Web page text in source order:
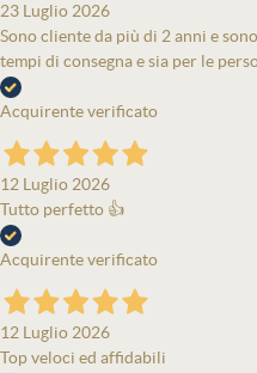
23 Luglio 2026
Sono cliente da più di 2 anni e
tempi di consegna e sia per le
Acquirente verificato
12 Luglio 2026
Tutto perfetto 👍
Acquirente verificato
12 Luglio 2026
Top veloci ed affidabili